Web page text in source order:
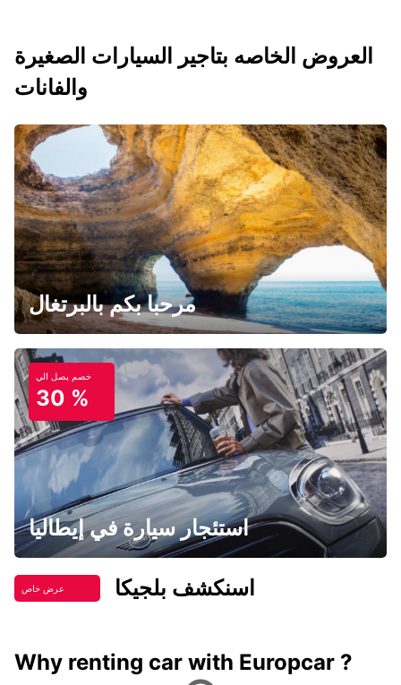
العروض الخاصه بتاجير السيارات الصغيرة
والفانات
مرحبا بكم بالبرتغال
خصم يصل الي
30 %
استئجار سيارة في إيطاليا
عرض خاص اسنكشف بلجيكا
Why renting car with Europcar ?